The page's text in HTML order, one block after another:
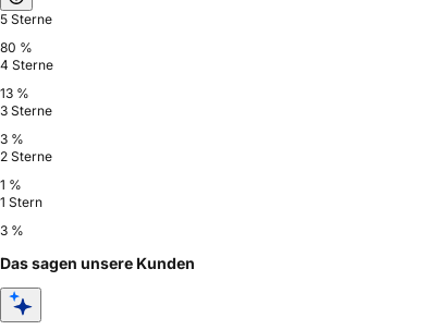
5 Sterne
80 %
4 Sterne
13 %
3 Sterne
3 %
2 Sterne
1 %
1 Stern
3 %
Das sagen unsere Kunden